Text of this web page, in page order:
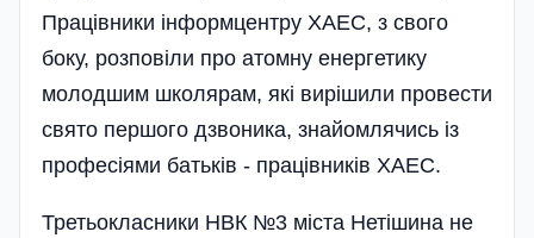
Працівники інформцентру ХАЕС, з свого
боку, розповіли про атомну енергетику
молодшим школярам, які вирішили провести
свято першого дзвоника, знайомлячись із
професіями батьків - працівників ХАЕС.
Третьокласники НВК №3 міста Нетішина не